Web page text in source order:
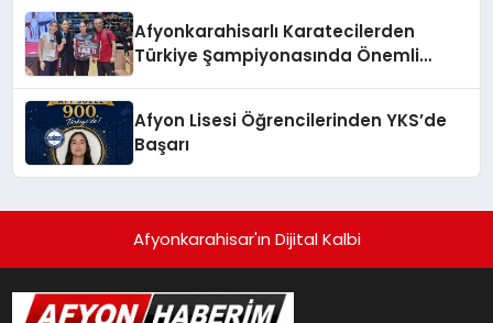
Afyonkarahisarlı Karatecilerden
Türkiye Şampiyonasında Önemli
Afyon Lisesi Öğrencilerinden YKS’de
Başarı
Afyonkarahisar'ın Dijital Kalbi